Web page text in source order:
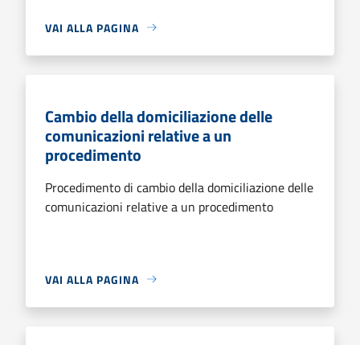
VAI ALLA PAGINA
Cambio della domiciliazione delle
comunicazioni relative a un
procedimento
Procedimento di cambio della domiciliazione delle
comunicazioni relative a un procedimento
VAI ALLA PAGINA